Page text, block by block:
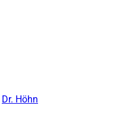
Dr. Höhn